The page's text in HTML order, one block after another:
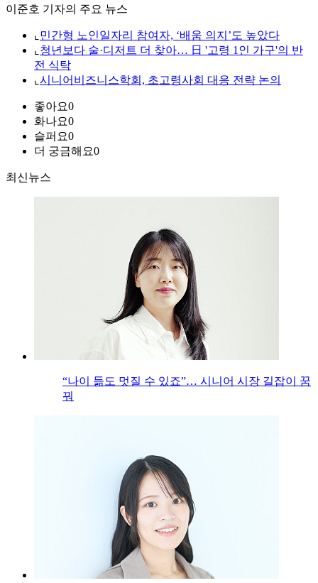
이준호 기자의 주요 뉴스
⌞ 민간형 노인일자리 참여자, ‘배움 의지’도 높았다
⌞ 청년보다 술·디저트 더 찾아… 日 '고령 1인 가구'의 반
전 식탁
⌞ 시니어비즈니스학회, 초고령사회 대응 전략 논의
좋아요0
화나요0
슬퍼요0
더 궁금해요0
최신뉴스
“나이 듦도 멋질 수 있죠”… 시니어 시장 길잡이 꿈
꿔